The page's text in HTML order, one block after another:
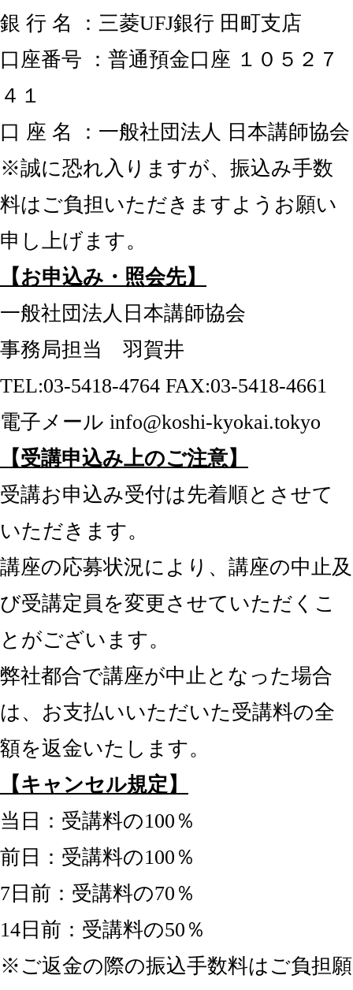
銀 行 名 ：三菱UFJ銀行 田町支店
口座番号 ：普通預金口座 １０５２７
４１
口 座 名 ：一般社団法人 日本講師協会
※誠に恐れ入りますが、振込み手数
料はご負担いただきますようお願い
申し上げます。
【お申込み・照会先】
一般社団法人日本講師協会
事務局担当 羽賀井
TEL:03-5418-4764 FAX:03-5418-4661
電子メール info@koshi-kyokai.tokyo
【受講申込み上のご注意】
受講お申込み受付は先着順とさせて
いただきます。
講座の応募状況により、講座の中止及
び受講定員を変更させていただくこ
とがございます。
弊社都合で講座が中止となった場合
は、お支払いいただいた受講料の全
額を返金いたします。
【キャンセル規定】
当日：受講料の100％
前日：受講料の100％
7日前：受講料の70％
14日前：受講料の50％
※ご返金の際の振込手数料はご負担願